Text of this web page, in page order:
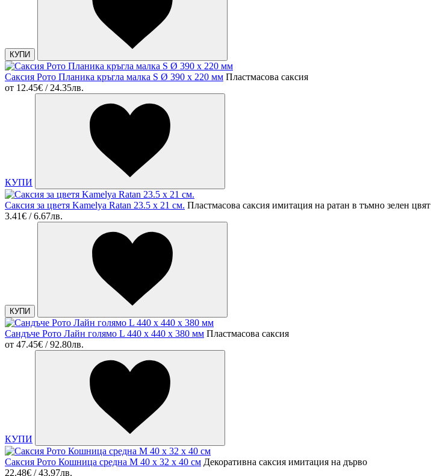
КУПИ
Саксия Рото Планика кръгла малка S Ø 390 х 220 мм Пластмасова саксия
от 12.45€ / 24.35лв.
КУПИ
Саксия за цветя Kamelya Ratan 23.5 х 21 см. Пластмасова саксия имитация на ратан в тъмно зелен цвят
3.41€ / 6.67лв.
КУПИ
Сандъче Рото Лайн голямо L 440 x 440 x 380 мм Пластмасова саксия
от 47.45€ / 92.80лв.
КУПИ
Саксия Рото Кошница средна M 40 x 32 x 40 cм Декоративна саксия имитация на дърво
22.48€ / 43.97лв.